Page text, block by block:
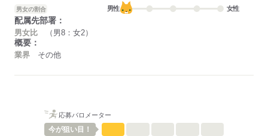
男女の割合 男性 女性
配属先部署：
男女比 （男8：女2）
概要：
業界 その他
応募バロメーター
今が狙い目！